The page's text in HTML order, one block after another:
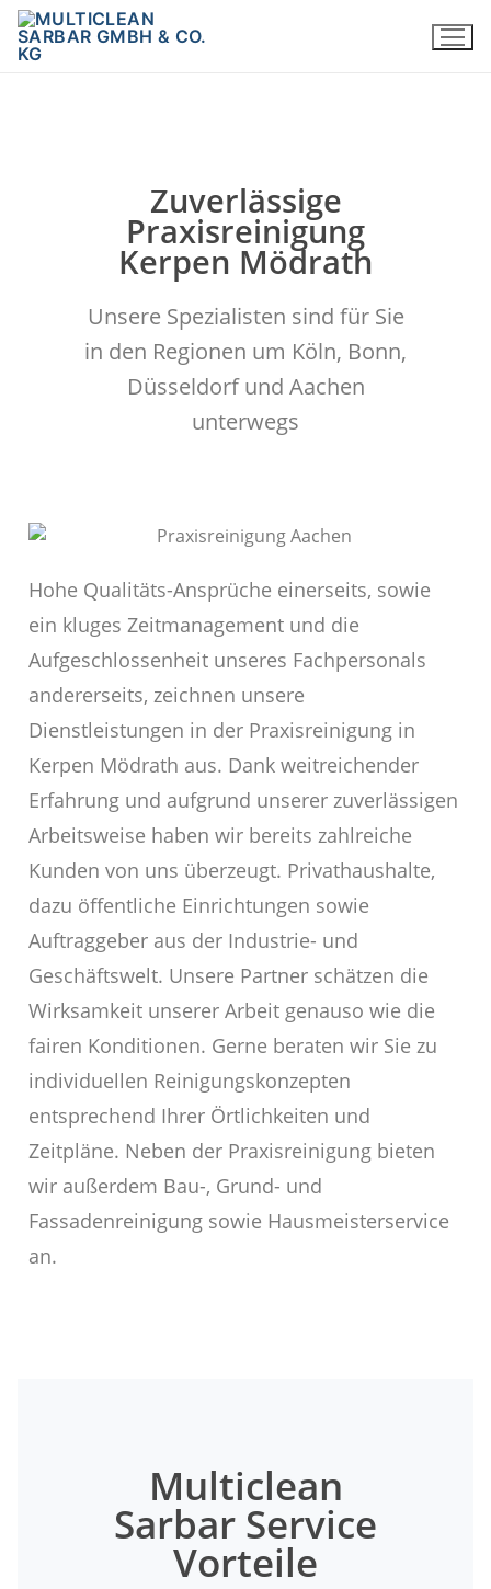
Zuverlässige
Praxisreinigung
Kerpen Mödrath
Unsere Spezialisten sind für Sie
in den Regionen um Köln, Bonn,
Düsseldorf und Aachen
unterwegs
Hohe Qualitäts-Ansprüche einerseits, sowie
ein kluges Zeitmanagement und die
Aufgeschlossenheit unseres Fachpersonals
andererseits, zeichnen unsere
Dienstleistungen in der Praxisreinigung in
Kerpen Mödrath aus. Dank weitreichender
Erfahrung und aufgrund unserer zuverlässigen
Arbeitsweise haben wir bereits zahlreiche
Kunden von uns überzeugt. Privathaushalte,
dazu öffentliche Einrichtungen sowie
Auftraggeber aus der Industrie- und
Geschäftswelt. Unsere Partner schätzen die
Wirksamkeit unserer Arbeit genauso wie die
fairen Konditionen. Gerne beraten wir Sie zu
individuellen Reinigungskonzepten
entsprechend Ihrer Örtlichkeiten und
Zeitpläne. Neben der Praxisreinigung bieten
wir außerdem Bau-, Grund- und
Fassadenreinigung sowie Hausmeisterservice
an.
Multiclean
Sarbar Service
Vorteile